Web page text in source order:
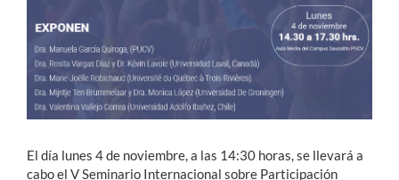
El día lunes 4 de noviembre, a las 14:30 horas, se llevará a
cabo el V Seminario Internacional sobre Participación